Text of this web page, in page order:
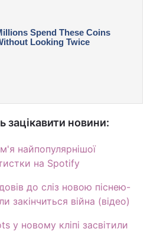
новини:
найпопулярнішої
на Spotify
до сліз новою піснею-
закінчиться війна (відео)
у новому кліпі засвітили